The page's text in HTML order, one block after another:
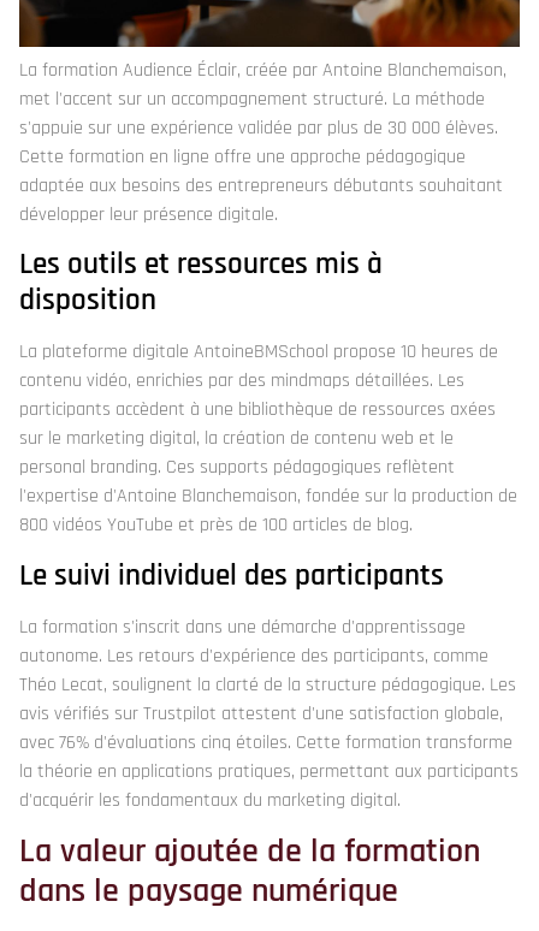
La formation Audience Éclair, créée par Antoine Blanchemaison,
met l'accent sur un accompagnement structuré. La méthode
s'appuie sur une expérience validée par plus de 30 000 élèves.
Cette formation en ligne offre une approche pédagogique
adaptée aux besoins des entrepreneurs débutants souhaitant
développer leur présence digitale.
Les outils et ressources mis à
disposition
La plateforme digitale AntoineBMSchool propose 10 heures de
contenu vidéo, enrichies par des mindmaps détaillées. Les
participants accèdent à une bibliothèque de ressources axées
sur le marketing digital, la création de contenu web et le
personal branding. Ces supports pédagogiques reflètent
l'expertise d'Antoine Blanchemaison, fondée sur la production de
800 vidéos YouTube et près de 100 articles de blog.
Le suivi individuel des participants
La formation s'inscrit dans une démarche d'apprentissage
autonome. Les retours d'expérience des participants, comme
Théo Lecat, soulignent la clarté de la structure pédagogique. Les
avis vérifiés sur Trustpilot attestent d'une satisfaction globale,
avec 76% d'évaluations cinq étoiles. Cette formation transforme
la théorie en applications pratiques, permettant aux participants
d'acquérir les fondamentaux du marketing digital.
La valeur ajoutée de la formation
dans le paysage numérique